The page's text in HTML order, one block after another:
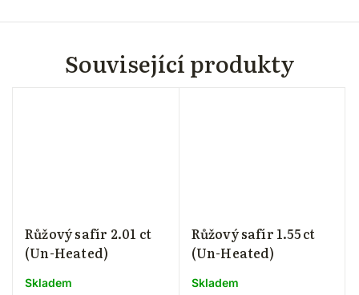
Související produkty
Růžový safír 2.01 ct
(Un-Heated)
Skladem
Růžový safír 1.55 ct
(Un-Heated)
Skladem